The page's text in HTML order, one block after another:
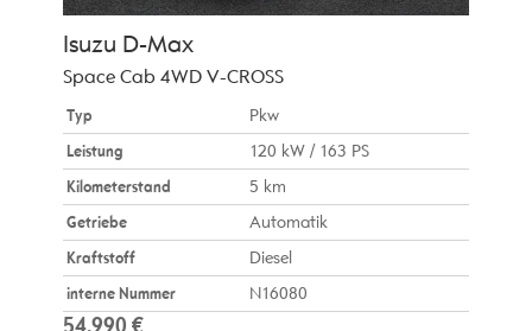
Isuzu D-Max
Space Cab 4WD V-CROSS
Typ
Pkw
Leistung
120 kW / 163 PS
Kilometerstand
5 km
Getriebe
Automatik
Kraftstoff
Diesel
interne Nummer
N16080